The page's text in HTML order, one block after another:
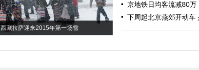
西藏拉萨迎来2015年第一场雪
京地铁日均客流减80万
下周起北京燕郊开动车